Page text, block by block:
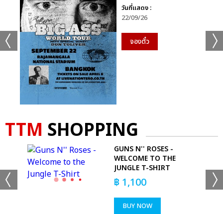
วันที่แสดง :
22/09/26
จองตั๋ว
TTM SHOPPING
GUNS N'' ROSES -
WELCOME TO THE
JUNGLE T-SHIRT
฿ 1,100
BUY NOW